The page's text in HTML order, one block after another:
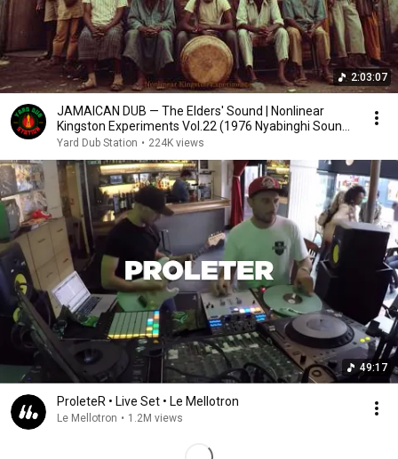
2:03:07
JAMAICAN DUB — The Elders' Sound | Nonlinear
Kingston Experiments Vol.22 (1976 Nyabinghi Sound
)
Yard Dub Station • 224K views
49:17
ProleteR • Live Set • Le Mellotron
Le Mellotron • 1.2M views